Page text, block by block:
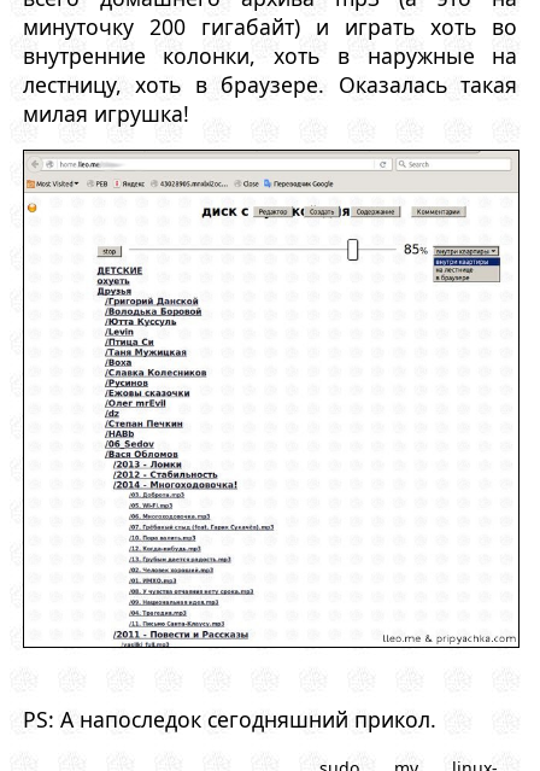
минуточку 200 гигабайт) и играть хоть во
внутренние колонки, хоть в наружные на
лестницу, хоть в браузере. Оказалась такая
милая игрушка!
PS: А напоследок сегодняшний прикол.